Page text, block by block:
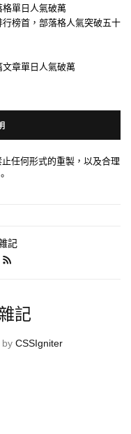
格單日人氣破萬
榜首，部落格人氣突破五十
章單日人氣破萬
任何形式的重製，以及合理
記
記
CSSIgniter